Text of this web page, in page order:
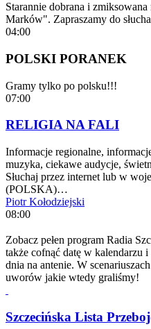
Starannie dobrana i
Marków". Zapraszamy do
04:00
POLSKI PORANEK
Gramy tylko po polsku!!!
07:00
RELIGIA NA FALI
Informacje regionalne,
muzyka, ciekawe audycje,
Słuchaj przez internet lub w
(POLSKA)…
Piotr Kołodziejski
08:00
Zobacz pełen program Radia
także cofnąć datę w kalendarzu
dnia na antenie. W
uworów jakie wtedy graliśmy!
Szczecińska Lista